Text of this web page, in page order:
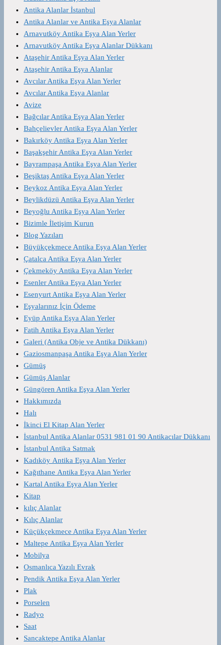
Antika Alanlar İstanbul
Antika Alanlar ve Antika Eşya Alanlar
Arnavutköy Antika Eşya Alan Yerler
Arnavutköy Antika Eşya Alanlar Dükkanı
Ataşehir Antika Eşya Alan Yerler
Ataşehir Antika Eşya Alanlar
Avcılar Antika Eşya Alan Yerler
Avcılar Antika Eşya Alanlar
Avize
Bağcılar Antika Eşya Alan Yerler
Bahçelievler Antika Eşya Alan Yerler
Bakırköy Antika Eşya Alan Yerler
Başakşehir Antika Eşya Alan Yerler
Bayrampaşa Antika Eşya Alan Yerler
Beşiktaş Antika Eşya Alan Yerler
Beykoz Antika Eşya Alan Yerler
Beylikdüzü Antika Eşya Alan Yerler
Beyoğlu Antika Eşya Alan Yerler
Bizimle İletişim Kurun
Blog Yazıları
Büyükçekmece Antika Eşya Alan Yerler
Çatalca Antika Eşya Alan Yerler
Çekmeköy Antika Eşya Alan Yerler
Esenler Antika Eşya Alan Yerler
Esenyurt Antika Eşya Alan Yerler
Eşyalarınız İçin Ödeme
Eyüp Antika Eşya Alan Yerler
Fatih Antika Eşya Alan Yerler
Galeri (Antika Obje ve Antika Dükkanı)
Gaziosmanpaşa Antika Eşya Alan Yerler
Gümüş
Gümüş Alanlar
Güngören Antika Eşya Alan Yerler
Hakkımızda
Halı
İkinci El Kitap Alan Yerler
İstanbul Antika Alanlar 0531 981 01 90 Antikacılar Dükkanı
İstanbul Antika Satmak
Kadıköy Antika Eşya Alan Yerler
Kağıthane Antika Eşya Alan Yerler
Kartal Antika Eşya Alan Yerler
Kitap
kılıç Alanlar
Kılıç Alanlar
Küçükçekmece Antika Eşya Alan Yerler
Maltepe Antika Eşya Alan Yerler
Mobilya
Osmanlıca Yazılı Evrak
Pendik Antika Eşya Alan Yerler
Plak
Porselen
Radyo
Saat
Sancaktepe Antika Alanlar